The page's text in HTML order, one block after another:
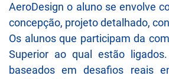
AeroDesign o aluno se envolve
concepção, projeto detalhado,
Os alunos que participam da
Superior ao qual estão
baseados em desafios reais